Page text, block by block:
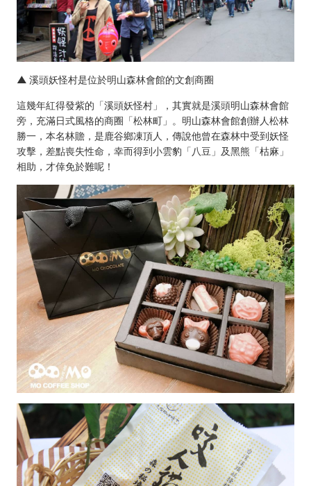
▲ 溪頭妖怪村是位於明山森林會館的文創商圈
這幾年紅得發紫的「溪頭妖怪村」，其實就是溪頭明山森林會館
旁，充滿日式風格的商圈「松林町」。明山森林會館創辦人松林
勝一，本名林贍，是鹿谷鄉凍頂人，傳說他曾在森林中受到妖怪
攻擊，差點喪失性命，幸而得到小雲豹「八豆」及黑熊「枯麻」
相助，才倖免於難呢！